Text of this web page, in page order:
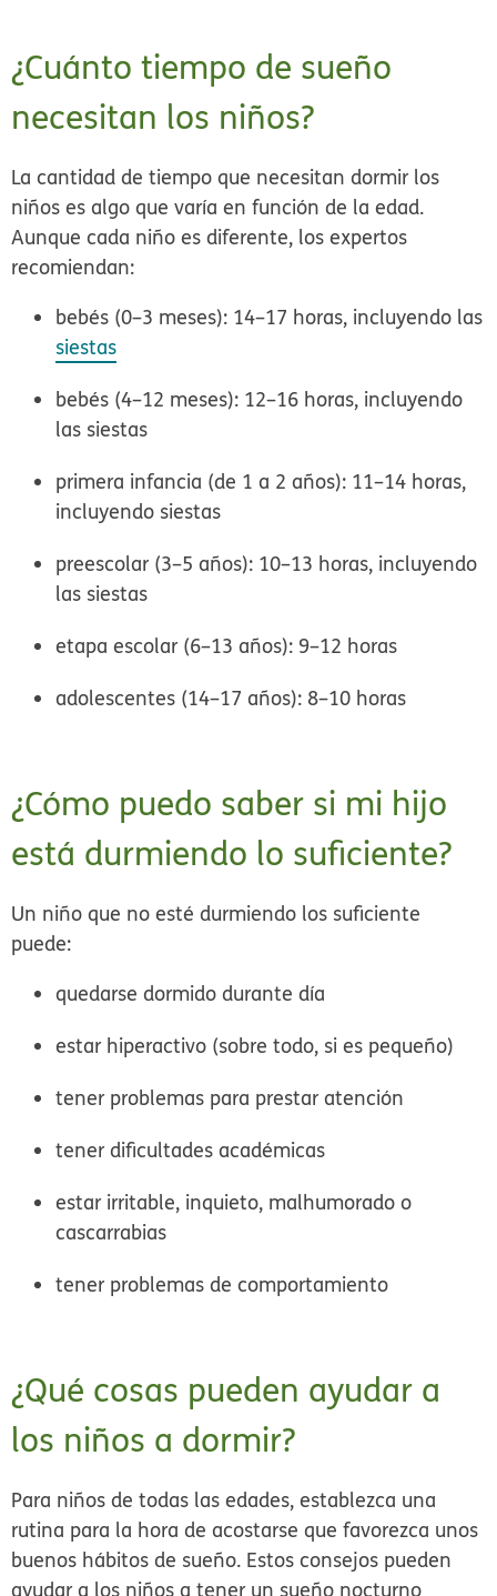
¿Cuánto tiempo de sueño
necesitan los niños?
La cantidad de tiempo que necesitan dormir los
niños es algo que varía en función de la edad.
Aunque cada niño es diferente, los expertos
recomiendan:
bebés (0–3 meses): 14–17 horas, incluyendo las
siestas
bebés (4–12 meses): 12–16 horas, incluyendo
las siestas
primera infancia (de 1 a 2 años): 11–14 horas,
incluyendo siestas
preescolar (3–5 años): 10–13 horas, incluyendo
las siestas
etapa escolar (6–13 años): 9–12 horas
adolescentes (14–17 años): 8–10 horas
¿Cómo puedo saber si mi hijo
está durmiendo lo suficiente?
Un niño que no esté durmiendo los suficiente
puede:
quedarse dormido durante día
estar hiperactivo (sobre todo, si es pequeño)
tener problemas para prestar atención
tener dificultades académicas
estar irritable, inquieto, malhumorado o
cascarrabias
tener problemas de comportamiento
¿Qué cosas pueden ayudar a
los niños a dormir?
Para niños de todas las edades, establezca una
rutina para la hora de acostarse que favorezca unos
buenos hábitos de sueño. Estos consejos pueden
ayudar a los niños a tener un sueño nocturno